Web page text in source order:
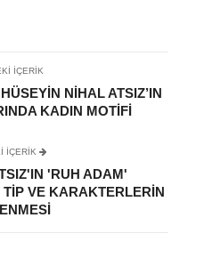
İÇERIK
NIHAL ATSIZ’IN
KADIN MOTIFI
IÇERIK
'RUH ADAM'
VE KARAKTERLERIN